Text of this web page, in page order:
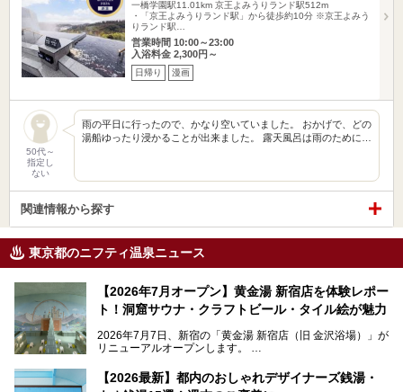
一橋学園駅11.01km 京王よみうりランド駅512m
・「京王よみうりランド駅」から徒歩約10分 ※京王よみう
りランド駅…
営業時間 10:00～23:00
入浴料金 2,300円～
日帰り 漫画
50代～
指定し
ない
雨の平日に行ったので、かなり空いていました。 おかげで、どの
湯船ゆったり浸かることが出来ました。 露天風呂は雨のために…
関連情報から探す
東京都のニフティ温泉ニュース
【2026年7月オープン】黄金湯 新宿店を体験レポー
ト！洞窟サウナ・クラフトビール・タイル絵が魅力
2026年7月7日、新宿の「黄金湯 新宿店（旧 金沢浴場）」が
リニューアルオープンします。
レトロでノスタルジックなタイル絵はそのまま、昔からここ
を知る地元の人にも、新しく足を運んでくれる人にも愛され
【2026最新】都内のおしゃれデザイナーズ銭湯・